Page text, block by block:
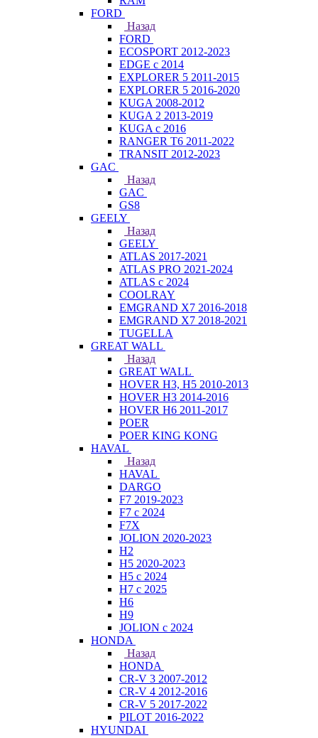
FORD
Назад
FORD
ECOSPORT 2012-2023
EDGE c 2014
EXPLORER 5 2011-2015
EXPLORER 5 2016-2020
KUGA 2008-2012
KUGA 2 2013-2019
KUGA с 2016
RANGER T6 2011-2022
TRANSIT 2012-2023
GAC
Назад
GAC
GS8
GEELY
Назад
GEELY
ATLAS 2017-2021
ATLAS PRO 2021-2024
ATLAS с 2024
COOLRAY
EMGRAND X7 2016-2018
EMGRAND X7 2018-2021
TUGELLA
GREAT WALL
Назад
GREAT WALL
HOVER H3, H5 2010-2013
HOVER H3 2014-2016
HOVER H6 2011-2017
POER
POER KING KONG
HAVAL
Назад
HAVAL
DARGO
F7 2019-2023
F7 с 2024
F7X
JOLION 2020-2023
H2
H5 2020-2023
H5 с 2024
H7 с 2025
H6
H9
JOLION с 2024
HONDA
Назад
HONDA
CR-V 3 2007-2012
CR-V 4 2012-2016
CR-V 5 2017-2022
PILOT 2016-2022
HYUNDAI